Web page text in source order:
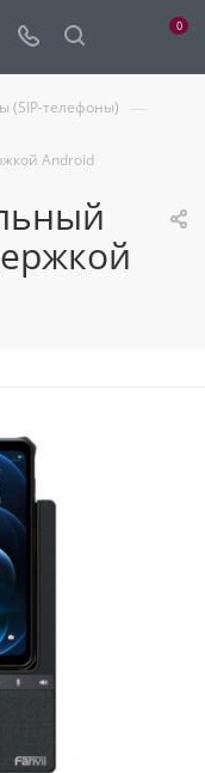
0
(SIP-телефоны) —
Android